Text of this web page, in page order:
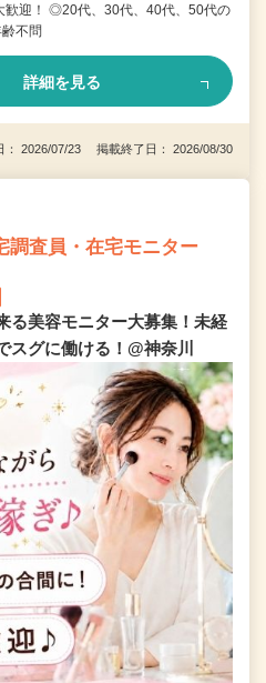
迎！ ◎20代、30代、40代、50代の
不問
詳細を見る
： 2026/07/23 掲載終了日： 2026/08/30
調査員・在宅モニター
る美容モニター大募集！未経
スグに働ける！@神奈川